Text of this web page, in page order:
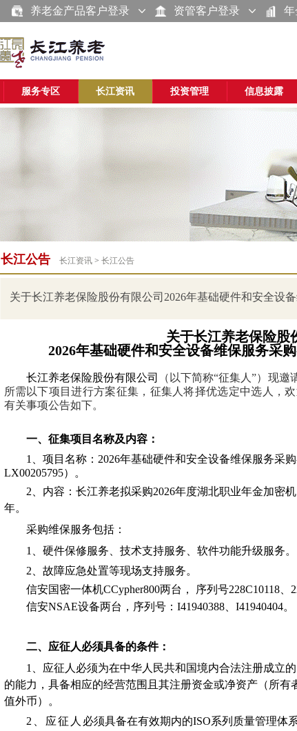
养老金产品客户登录 资管客户登录 年
服务专区 长江资讯 投资管理 信息披露
长江公告 长江资讯> 长江公告
关于长江养老保险股份有限公司2026年基础硬件和安全设
关于长江养老保险股
2026年基础硬件和安全设备维保服务采购
长江养老保险股份有限公司
（以下简称“征集人”）现
所需以下项目进行方案征集，征集人将择优选定中选人，
有关事项公告如下。
一、征集项目名称及内容：
1、项目名称：2026年基础硬件和安全设备维保服务采
LX00205795）。
2、内容：长江养老拟采购2026年度湖北职业年金加密
年。
采购维保服务包括：
1、 硬件保修服务、技术支持服务、软件功能升级服务。
2、 故障应急处置等现场支持服务。
信安国密一体机CCypher800两台， 序列号228C10118、
信安NSAE设备两台，序列号：I41940388、I41940404。
二、应征人必须具备的条件：
1、应征人必须为在中华人民共和国境内合法注册成立
的能力，具备相应的经营范围且其注册资金或净资产（所
值外币）。
2、应征人 必须具备在有效期内的ISO系列质量管理体系